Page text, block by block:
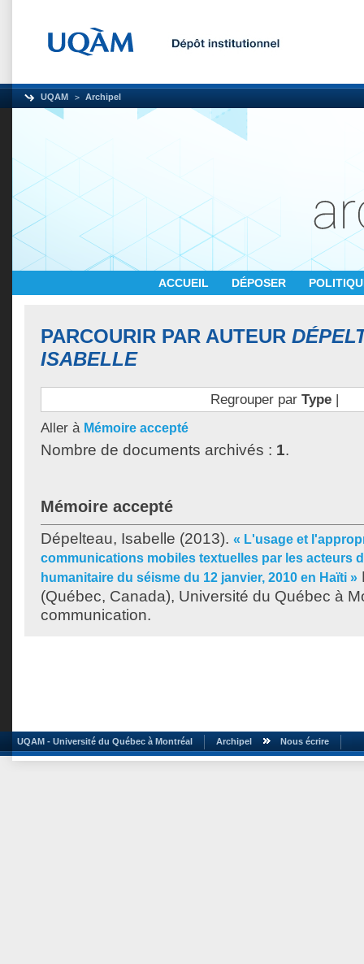
UQAM Archipel
ACCUEIL DÉPOSER
PARCOURIR PAR AUTEUR
ISABELLE
Regrouper par Type|
Aller à Mémoire accepté
Nombre de documents archivés : 1.
Mémoire accepté
Dépelteau, Isabelle (2013). « L'usage et
communications mobiles textuelles par les acteurs
humanitaire du séisme du 12 janvier, 2010 en Haïti »
(Québec, Canada), Université du Québec à
communication.
UQAM - Université du Québec à Montréal Archipel Nous écrire